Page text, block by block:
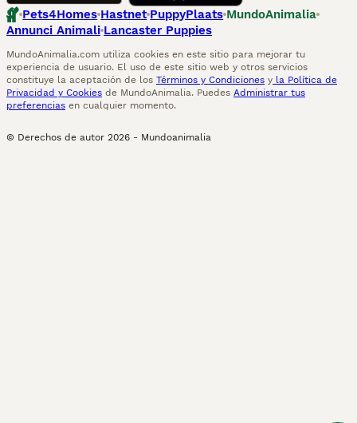
Pets4Homes Hastnet PuppyPlaats MundoAnimalia
Annunci Animali Lancaster Puppies
MundoAnimalia.com utiliza cookies en este sitio para mejorar tu
experiencia de usuario. El uso de este sitio web y otros servicios
constituye la aceptación de los Términos y Condiciones y la Política de
Privacidad y Cookies de MundoAnimalia. Puedes Administrar tus
preferencias en cualquier momento.
© Derechos de autor 2026 - Mundoanimalia